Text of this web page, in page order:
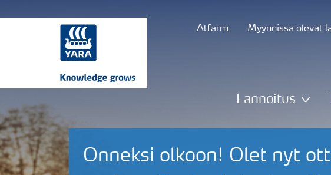
Atfarm Myynnissä olevat
Lannoitus
Onneksi olkoon! Olet nyt